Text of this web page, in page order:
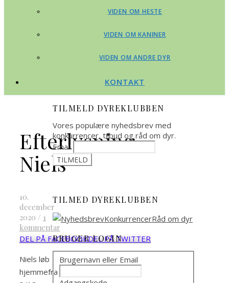
VIDEN OM HESTE
VIDEN OM KANINER
VIDEN OM ANDRE DYR
KONTAKT
Efterlysning
Niels
10.
december
2020 / 1
kommentar
DEL PÅ FACEBOOKDEL PÅ TWITTER
Niels løb
hjemmefra
TILMELD DYREKLUBBEN
Vores populære nyhedsbrev med
konkurrencer, tilbud og råd om dyr.
Email
TILMED DYREKLUBBEN
BRUGER LOGIN
Brugernavn eller Email